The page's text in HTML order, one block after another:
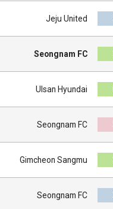
Jeju United
Seongnam FC
Ulsan Hyundai
Seongnam FC
Gimcheon Sangmu
Seongnam FC